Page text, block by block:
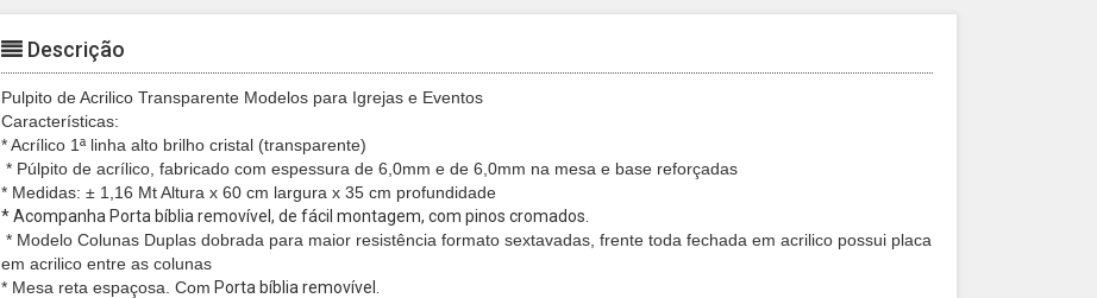
Descrição
Pulpito de Acrilico Transparente Modelos para Igrejas e Eventos
Características:
* Acrílico 1ª linha alto brilho cristal (transparente)
* Púlpito de acrílico, fabricado com espessura de 6,0mm e de 6,0mm na mesa e base reforçadas
* Medidas: ± 1,16 Mt Altura x 60 cm largura x 35 cm profundidade
* Acompanha Porta bíblia removível, de fácil montagem, com pinos cromados.
* Modelo Colunas Duplas dobrada para maior resistência formato sextavadas, frente toda fechada em acrilico possui placa
em acrilico entre as colunas
* Mesa reta espaçosa. Com Porta bíblia removível.